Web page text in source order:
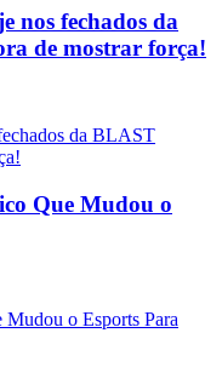
nos fechados da
de mostrar força!
Que Mudou o